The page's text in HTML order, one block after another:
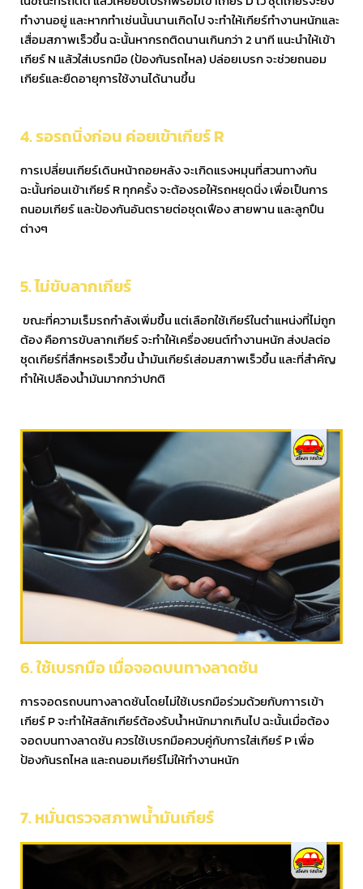
ทำงานอยู่ และหากทำเช่นนั้นนานเกิดไป จะทำให้เกียร์ทำงานหนักและ
เสื่อมสภาพเร็วขึ้น ฉะนั้นหากรถติดนานเกินกว่า 2 นาที แนะนำให้เข้า
เกียร์ N แล้วใส่เบรกมือ (ป้องกันรถไหล) ปล่อยเบรก จะช่วยถนอม
เกียร์และยืดอายุการใช้งานได้นานขึ้น
4. รอรถนิ่งก่อน ค่อยเข้าเกียร์ R
การเปลี่ยนเกียร์เดินหน้าถอยหลัง จะเกิดแรงหมุนที่สวนทางกัน
ฉะนั้นก่อนเข้าเกียร์ R ทุกครั้ง จะต้องรอให้รถหยุดนิ่ง เพื่อเป็นการ
ถนอมเกียร์ และป้องกันอันตรายต่อชุดเฟือง สายพาน และลูกปืน
ต่างๆ
5. ไม่ขับลากเกียร์
ขณะที่ความเร็มรถกำลังเพิ่มขึ้น แต่เลือกใช้เกียร์ในตำแหน่งที่ไม่ถูก
ต้อง คือการขับลากเกียร์ จะทำให้เครื่องยนต์ทำงานหนัก ส่งปลต่อ
ชุดเกียร์ที่สึกหรอเร็วขึ้น น้ำมันเกียร์เส่อมสภาพเร็วขึ้น และที่สำคัญ
ทำให้เปลืองน้ำมันมากกว่าปกติ
6. ใช้เบรกมือ เมื่อจอดบนทางลาดชัน
การจอดรถบนทางลาดชันโดยไม่ใช้เบรกมือร่วมด้วยกับกาารเข้า
เกียร์ P จะทำให้สลักเกียร์ต้องรับน้ำหนักมากเกินไป ฉะนั้นเมื่อต้อง
จอดบนทางลาดชัน ควรใช้เบรกมือควบคู่กับการใส่เกียร์ P เพื่อ
ป้องกันรถไหล และถนอมเกียร์ไม่ให้ทำงานหนัก
7. หมั่นตรวจสภาพน้ำมันเกียร์